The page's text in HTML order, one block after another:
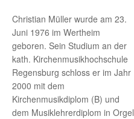
Christian Müller wurde am 23.
Juni 1976 im Wertheim
geboren. Sein Studium an der
kath. Kirchenmusikhochschule
Regensburg schloss er im Jahr
2000 mit dem
Kirchenmusikdiplom (B) und
dem Musiklehrerdiplom in Orgel